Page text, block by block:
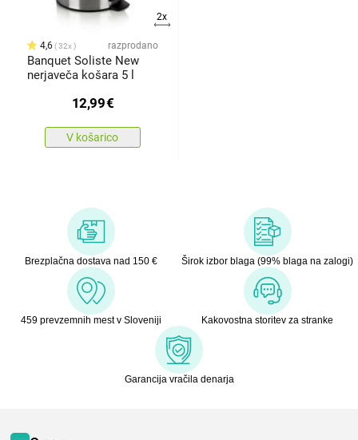
2x
4,6 32x razprodano
Banquet Soliste New
nerjaveča košara 5 l
12,99€
V košarico
Brezplačna dostava nad 150 € Širok izbor blaga (99% blaga na zalogi)
459 prevzemnih mest v Sloveniji Kakovostna storitev za stranke
Garancija vračila denarja